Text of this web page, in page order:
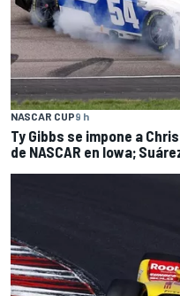
NASCAR CUP9 h
Ty Gibbs se impone a
de NASCAR en Iowa;